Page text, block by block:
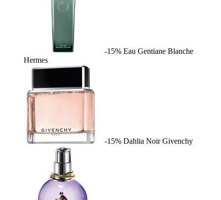
-15% Eau Gentiane Blanche
Hermes
-15% Dahlia Noir Givenchy